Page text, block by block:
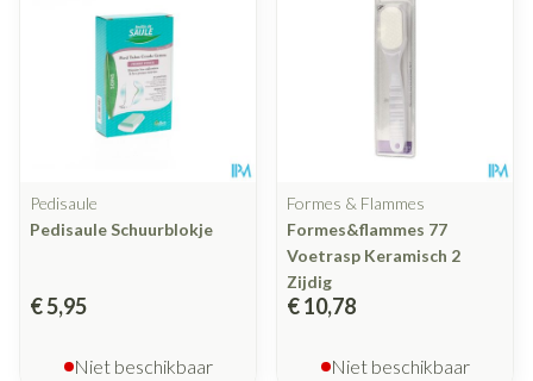
Pedisaule
Pedisaule Schuurblokje
€ 5,95
Niet beschikbaar
Formes & Flammes
Formes&flammes 77
Voetrasp Keramisch 2
Zijdig
€ 10,78
Niet beschikbaar